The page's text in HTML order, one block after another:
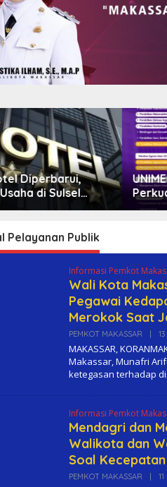
Buka 8 Prodi Baru,
Akses Pendidikan
dan Daya Saing
Pelayanan Publik
Informasi Pemkot
Wali Kota
Pegawai
Merokok Saat
PEMKOT MAKASSAR
MAKASSAR,
Makassar, Munafri
ketegasan terhadap
Informasi Pemkot
Mendagri dan
Walikota dan
Soal
PEMKOT MAKASSAR